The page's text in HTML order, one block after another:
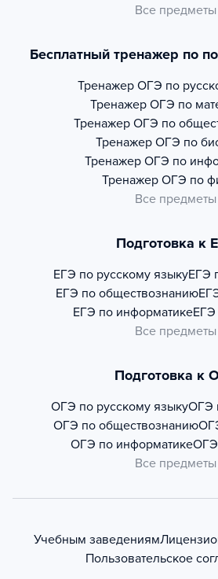
Все предметы
Бесплатный тренажер по
Тренажер ОГЭ по
Тренажер ОГЭ по
Тренажер ОГЭ по
Тренажер ОГЭ по
Тренажер ОГЭ по
Тренажер ОГЭ по
Все предметы
Подготовка к
ЕГЭ по русскому языкуЕГЭ
ЕГЭ по обществознанию
ЕГЭ по информатикеЕГЭ
Все предметы
Подготовка к
ОГЭ по русскому языкуОГЭ
ОГЭ по обществознанию
ОГЭ по информатикеОГЭ
Все предметы
Учебным заведениям
Пользовательское